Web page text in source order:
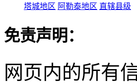
塔城地区 阿勒泰地区 直辖县级
免责声明：
网页内的所有